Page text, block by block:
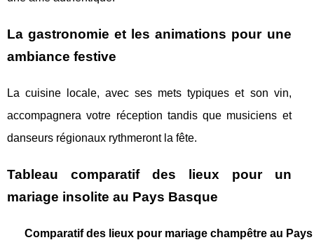
La gastronomie et les animations pour une
ambiance festive
La cuisine locale, avec ses mets typiques et son vin,
accompagnera votre réception tandis que musiciens et
danseurs régionaux rythmeront la fête.
Tableau comparatif des lieux pour un
mariage insolite au Pays Basque
Comparatif des lieux pour mariage champêtre au Pays